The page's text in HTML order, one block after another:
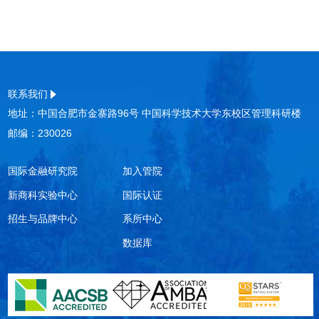
联系我们
地址：中国合肥市金寨路96号 中国科学技术大学东校区管理科研楼
邮编：230026
国际金融研究院
新商科实验中心
招生与品牌中心
加入管院
国际认证
系所中心
数据库